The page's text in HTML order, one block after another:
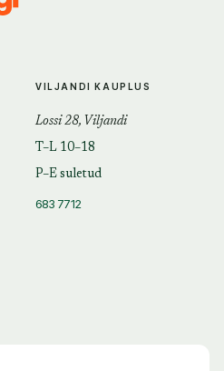
VILJANDI KAUPLUS
Lossi 28, Viljandi
T–L 10–18
P–E suletud
683 7712